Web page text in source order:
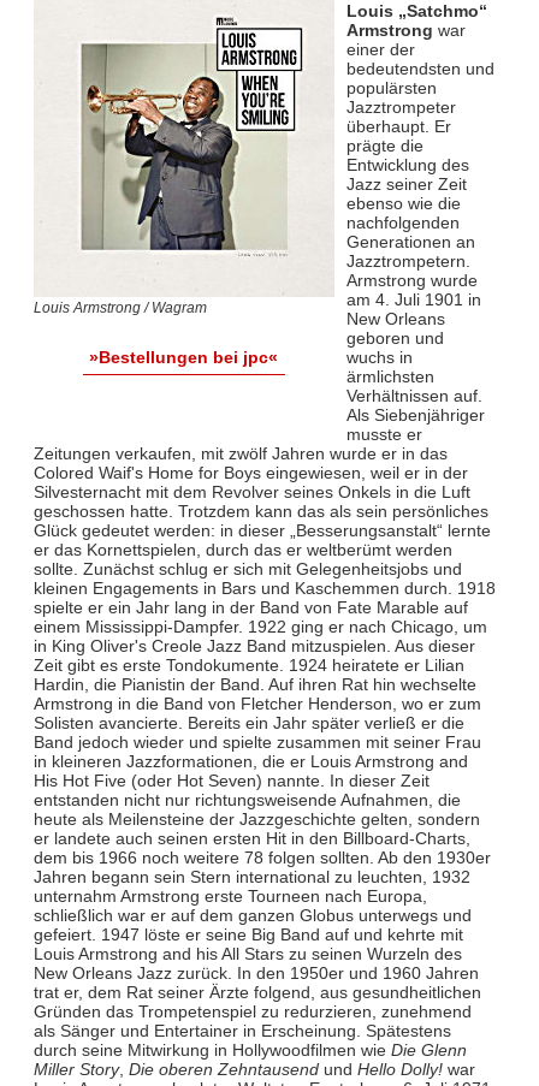
Louis Armstrong / Wagram
»Bestellungen bei jpc«
Louis „Satchmo“
Armstrong war
einer der
bedeutendsten und
populärsten
Jazztrompeter
überhaupt. Er
prägte die
Entwicklung des
Jazz seiner Zeit
ebenso wie die
nachfolgenden
Generationen an
Jazztrompetern.
Armstrong wurde
am 4. Juli 1901 in
New Orleans
geboren und
wuchs in
ärmlichsten
Verhältnissen auf.
Als Siebenjähriger
musste er
Zeitungen verkaufen, mit zwölf Jahren wurde er in das
Colored Waif's Home for Boys eingewiesen, weil er in der
Silvesternacht mit dem Revolver seines Onkels in die Luft
geschossen hatte. Trotzdem kann das als sein persönliches
Glück gedeutet werden: in dieser „Besserungsanstalt“ lernte
er das Kornettspielen, durch das er weltberümt werden
sollte. Zunächst schlug er sich mit Gelegenheitsjobs und
kleinen Engagements in Bars und Kaschemmen durch. 1918
spielte er ein Jahr lang in der Band von Fate Marable auf
einem Mississippi-Dampfer. 1922 ging er nach Chicago, um
in King Oliver's Creole Jazz Band mitzuspielen. Aus dieser
Zeit gibt es erste Tondokumente. 1924 heiratete er Lilian
Hardin, die Pianistin der Band. Auf ihren Rat hin wechselte
Armstrong in die Band von Fletcher Henderson, wo er zum
Solisten avancierte. Bereits ein Jahr später verließ er die
Band jedoch wieder und spielte zusammen mit seiner Frau
in kleineren Jazzformationen, die er Louis Armstrong and
His Hot Five (oder Hot Seven) nannte. In dieser Zeit
entstanden nicht nur richtungsweisende Aufnahmen, die
heute als Meilensteine der Jazzgeschichte gelten, sondern
er landete auch seinen ersten Hit in den Billboard-Charts,
dem bis 1966 noch weitere 78 folgen sollten. Ab den 1930er
Jahren begann sein Stern international zu leuchten, 1932
unternahm Armstrong erste Tourneen nach Europa,
schließlich war er auf dem ganzen Globus unterwegs und
gefeiert. 1947 löste er seine Big Band auf und kehrte mit
Louis Armstrong and his All Stars zu seinen Wurzeln des
New Orleans Jazz zurück. In den 1950er und 1960 Jahren
trat er, dem Rat seiner Ärzte folgend, aus gesundheitlichen
Gründen das Trompetenspiel zu redurzieren, zunehmend
als Sänger und Entertainer in Erscheinung. Spätestens
durch seine Mitwirkung in Hollywoodfilmen wie Die Glenn
Miller Story, Die oberen Zehntausendund Hello Dolly! war